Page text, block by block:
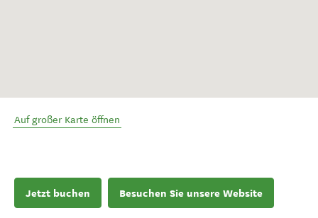
Auf großer Karte öffnen
Jetzt buchen Besuchen Sie unsere Website